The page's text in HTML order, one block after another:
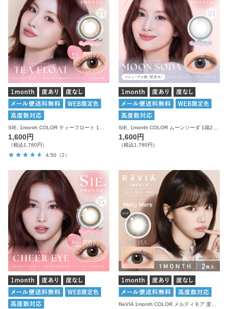
SIE. 1month COLOR ティーフロート 1箱2枚入り 度あり 度なし シー カラコン マンスリー
1,600円
（税込1,760円）
4.50 （2）
SIE. 1month COLOR ムーンソーダ 1箱2枚入り 度あり 度なし シー カラコン マンスリー
1,600円
（税込1,760円）
ReVIA 1month COLOR メルティモア 度あり 度なし 1箱2枚入り レヴィア カラコン